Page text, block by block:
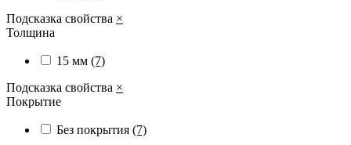
Подсказка свойства ×
Толщина
15 мм (7)
Подсказка свойства ×
Покрытие
Без покрытия (7)